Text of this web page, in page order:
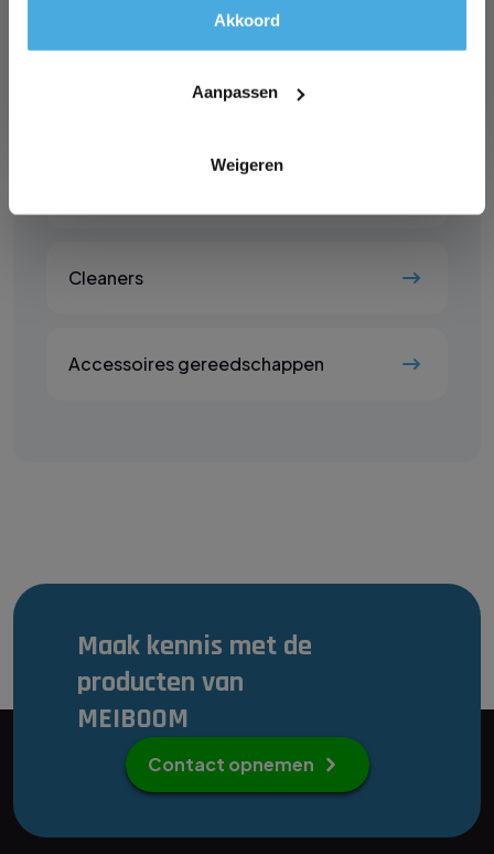
Akkoord
Aanpassen
Weigeren
Interieur-, scheeps- & standbouw
Tuinprojecten, zwembadbouw
Cleaners
Accessoires gereedschappen
Maak kennis met de
producten van
MEIBOOM
Contact opnemen